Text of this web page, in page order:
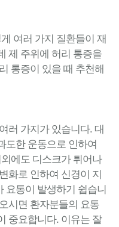
여러 가지 질환들이 재
제 주위에 허리 통증을
통증이 있을 때 추천해
러 가지가 있습니다. 대
도한 운동으로 인하여
에도 디스크가 튀어나
화로 인하여 신경이 지
요통이 발생하기 쉽습니
시면 환자분들의 요통
중요합니다. 이유는 잘